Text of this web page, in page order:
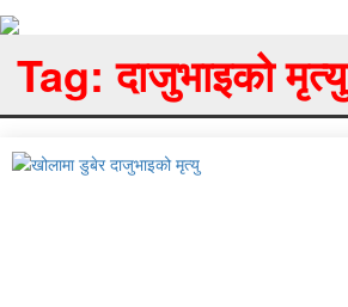
Tag:दाजुभाइको मृत्यु